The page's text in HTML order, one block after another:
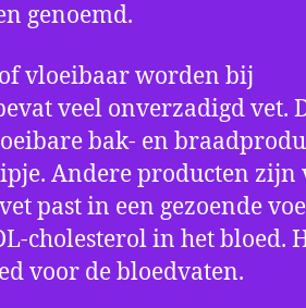
genoemd.
vloeibaar worden bij
veel onverzadigd vet.
bak- en
Andere producten zijn
past in een gezoende
cholesterol in het bloed.
voor de bloedvaten.